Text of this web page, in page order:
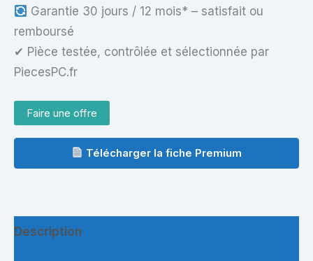
Garantie 30 jours / 12 mois* – satisfait ou
remboursé
✔ Pièce testée, contrôlée et sélectionnée par
PiecesPC.fr
Faire une offre
Télécharger la fiche Premium
Description